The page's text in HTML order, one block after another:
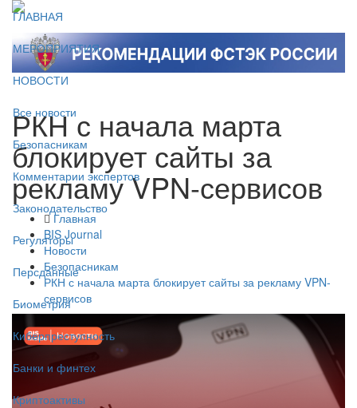
ГЛАВНАЯ
МЕРОПРИЯТИЯ
НОВОСТИ
Все новости
Безопасникам
Комментарии экспертов
Законодательство
Регуляторы
Персданные
Биометрия
Киберпреступность
Банки и финтех
Криптоактивы
РКН с начала марта
блокирует сайты за
рекламу VPN-сервисов
Главная
BIS Journal
Новости
Безопасникам
РКН с начала марта блокирует сайты за рекламу VPN-
сервисов